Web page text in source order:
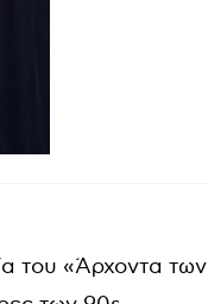
του «Άρχοντα των